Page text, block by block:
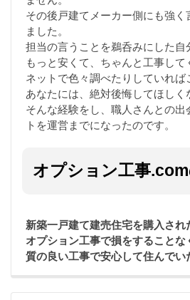
その後戸建てメーカー側にも強
ました。
担当の言うことを鵜呑みにした
もっと安くて、ちゃんと工事し
ネットで色々調べたりしていれ
あなたには、絶対後悔してほしく
そんな経験をし、職人さんとの
トを運営までになったのです。
オプション工事
新築一戸建て建売住宅を購入さ
オプション工事で損をすることな
質の良い工事で安心して住んでい